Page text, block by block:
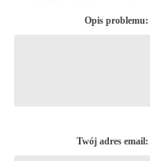
Opis problemu:
Twój adres email: